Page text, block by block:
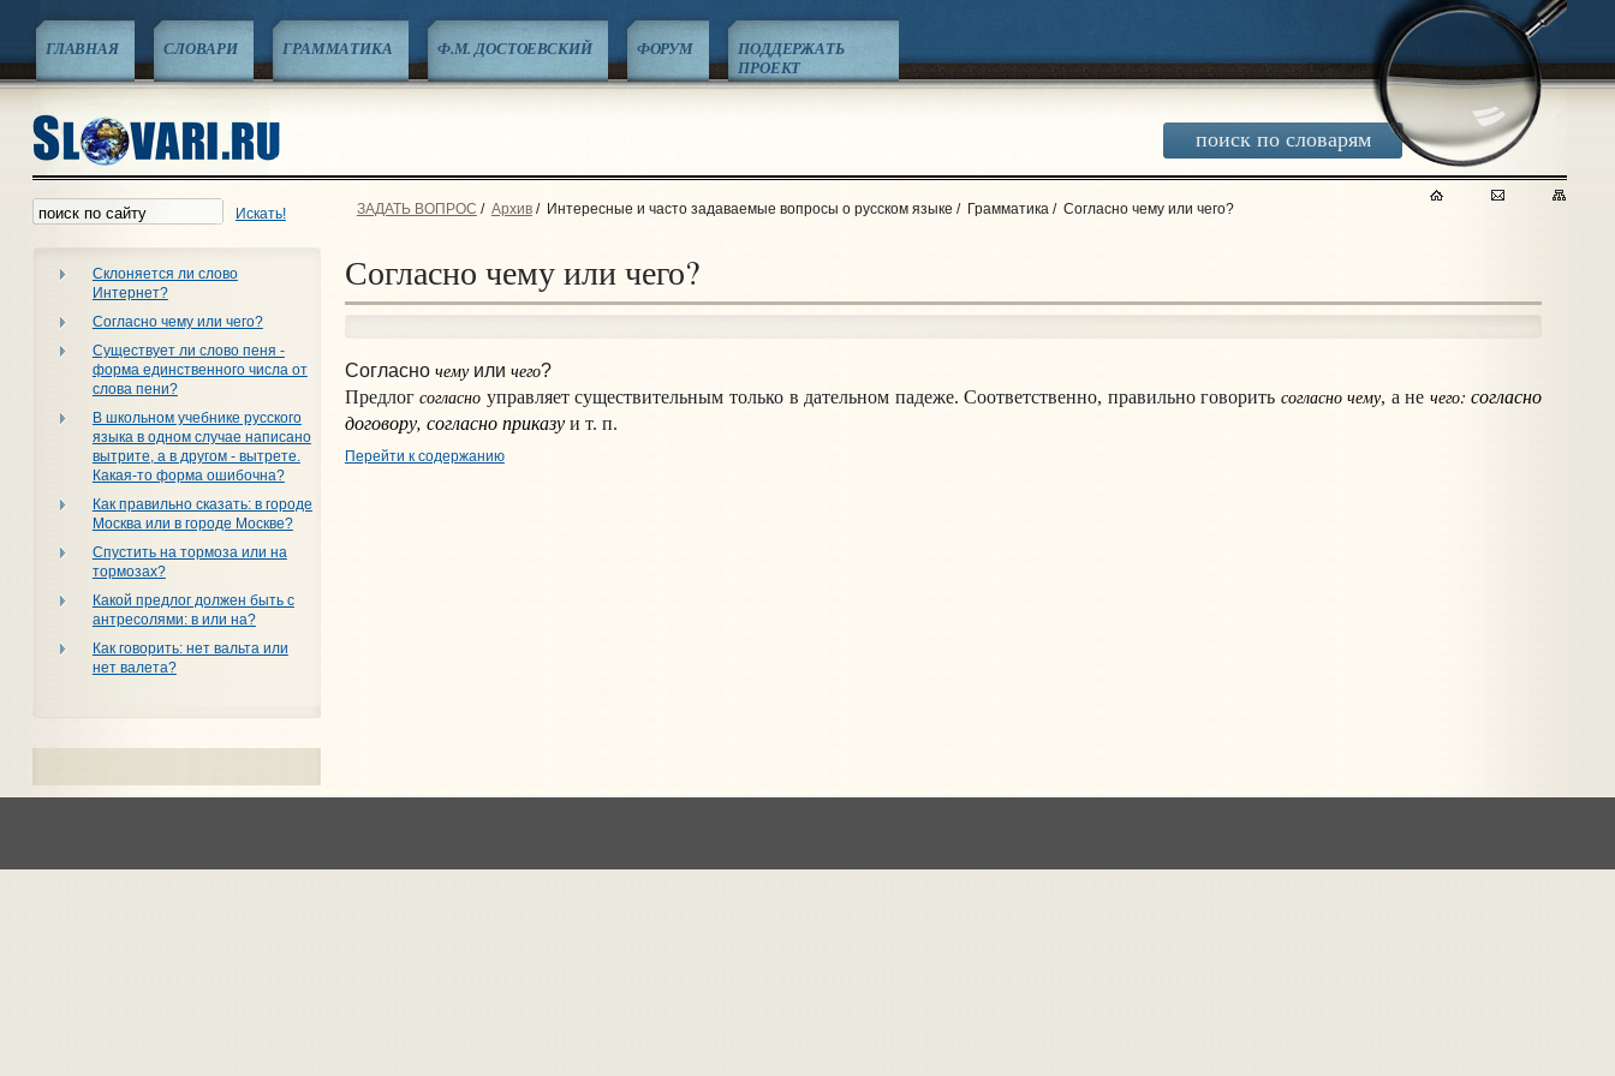
поиск по словарям
ГЛАВНАЯ СЛОВАРИ ГРАММАТИКА Ф.М. ДОСТОЕВСКИЙ ФОРУМ
ПОДДЕРЖАТЬ
ПРОЕКТ
Искать!
Склоняется ли слово
Интернет?
Согласно чему или чего?
Существует ли слово пеня -
форма единственного числа от
слова пени?
В школьном учебнике русского
языка в одном случае написано
вытрите, а в другом - вытрете.
Какая-то форма ошибочна?
Как правильно сказать: в городе
Москва или в городе Москве?
Спустить на тормоза или на
тормозах?
Какой предлог должен быть с
антресолями: в или на?
Как говорить: нет вальта или
нет валета?
ЗАДАТЬ ВОПРОС / Архив/ Интересные и часто задаваемые вопросы о русском языке / Грамматика/ Согласно чему или чего?
Согласно чему или чего?
Согласно чемуили чего?
Предлогсогласно управляет существительным только в дательном падеже. Соответственно, правильно говорить согласно чему, а не чего: согласно
договору, согласно приказуи т. п.
Перейти к содержанию